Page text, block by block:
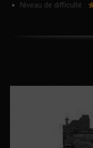
Niveau de difficulté :